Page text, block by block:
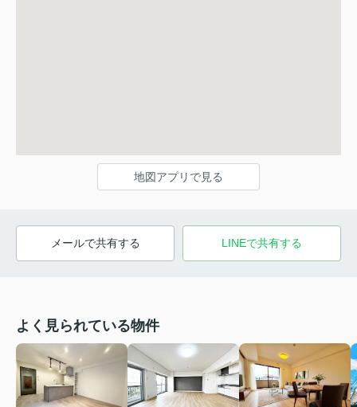
地図アプリで見る
メールで共有する LINEで共有する
よく見られている物件